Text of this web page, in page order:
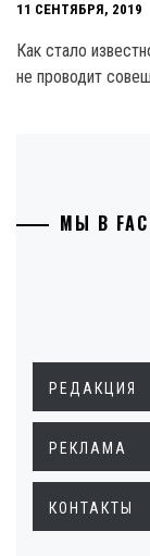
11 СЕНТЯБРЯ, 2019
Как стало
не проводит
МЫ В
РЕДАКЦИЯ
РЕКЛАМА
КОНТАКТЫ